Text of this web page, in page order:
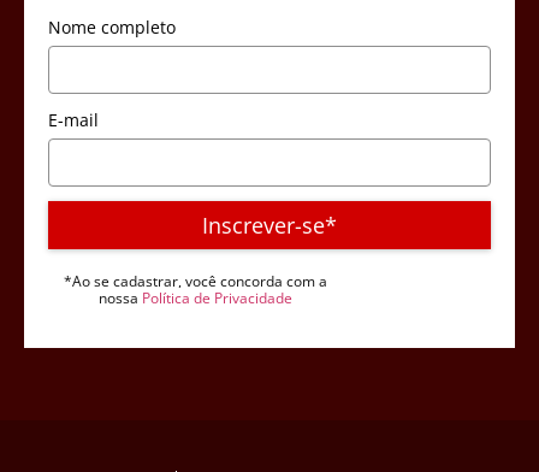
Nome completo
E-mail
Inscrever-se*
*Ao se cadastrar, você concorda com a
nossa Política de Privacidade